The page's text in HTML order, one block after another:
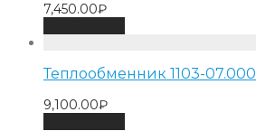
7,450.00₽
Теплообменник 1103-07.000
9,100.00₽